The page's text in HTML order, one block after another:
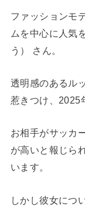
ファッションモ
ムを中心に人気
う） さん。
透明感のあるル
惹きつけ、2025
お相手がサッカ
が高いと報じら
います。
しかし彼女につ